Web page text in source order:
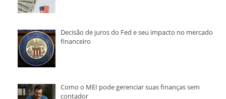
Decisão de juros do Fed e seu impacto no mercado
financeiro
Como o MEI pode gerenciar suas finanças sem
contador